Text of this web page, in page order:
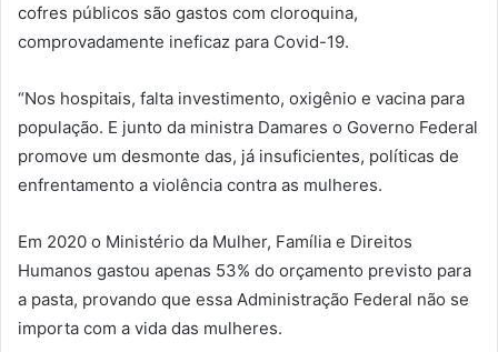
cofres públicos são gastos com cloroquina,
comprovadamente ineficaz para Covid-19.
“Nos hospitais, falta investimento, oxigênio e vacina para
população. E junto da ministra Damares o Governo Federal
promove um desmonte das, já insuficientes, políticas de
enfrentamento a violência contra as mulheres.
Em 2020 o Ministério da Mulher, Família e Direitos
Humanos gastou apenas 53% do orçamento previsto para
a pasta, provando que essa Administração Federal não se
importa com a vida das mulheres.